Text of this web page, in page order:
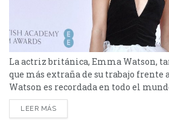
La actriz británica, Emma Watson,
que más extraña de su trabajo frente
Watson es recordada en todo el
Hermione Granger durante una
Potter. Después, participó en películas
LEER MÁS